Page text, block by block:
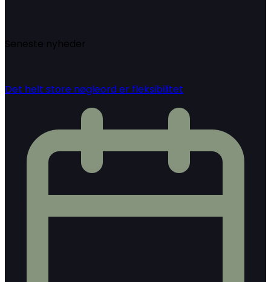
Seneste nyheder
Det helt store nøgleord er fleksibilitet